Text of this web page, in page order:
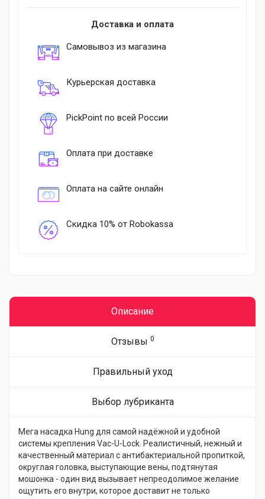
Доставка и оплата
Самовывоз из магазина
Курьерская доставка
PickPoint по всей России
Оплата при доставке
Оплата на сайте онлайн
Скидка 10% от Robokassa
Описание
Отзывы 0
Правильный уход
Выбор лубриканта
Мега насадка Hung для самой надёжной и удобной
системы крепления Vac-U-Lock. Реалистичный, нежный и
качественный материал с антибактериальной пропиткой,
округлая головка, выступающие вены, подтянутая
мошонка - один вид вызывает непреодолимое желание
ощутить его внутри, которое доставит не только